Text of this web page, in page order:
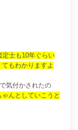
定士も10年ぐらい
もわかりますよ
気付かされたの
んとしていこうと